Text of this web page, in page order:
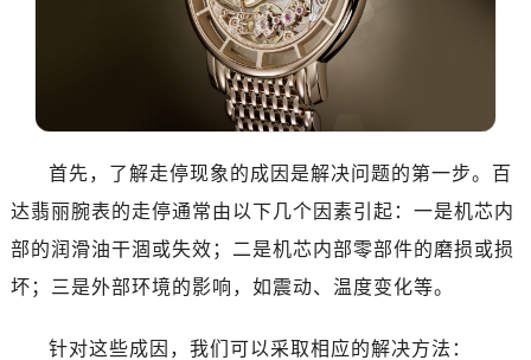
首先，了解走停现象的成因是解决问题的第一步。百
达翡丽腕表的走停通常由以下几个因素引起：一是机芯内
部的润滑油干涸或失效；二是机芯内部零部件的磨损或损
坏；三是外部环境的影响，如震动、温度变化等。
针对这些成因，我们可以采取相应的解决方法：